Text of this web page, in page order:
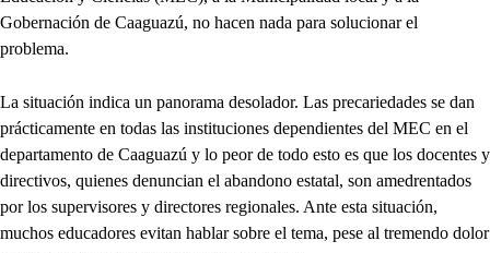
Gobernación de Caaguazú, no hacen nada para solucionar el
problema.
La situación indica un panorama desolador. Las precariedades se dan
prácticamente en todas las instituciones dependientes del MEC en el
departamento de Caaguazú y lo peor de todo esto es que los docentes y
directivos, quienes denuncian el abandono estatal, son amedrentados
por los supervisores y directores regionales. Ante esta situación,
muchos educadores evitan hablar sobre el tema, pese al tremendo dolor